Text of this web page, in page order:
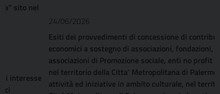
Esiti dei provvedimenti di concessione di contributi
economici a sostegno di associazioni, fondazioni,
associazioni di Promozione sociale, enti no profit con sede
nel territorio della Citta’ Metropolitana di Palermo per
attività ed iniziative in ambito culturale, nel territorio della